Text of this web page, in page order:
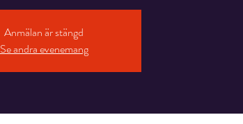
Anmälan är stängd
Se andra evenemang